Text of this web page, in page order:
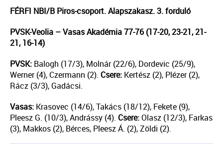
FÉRFI NBI/B Piros-csoport. Alapszakasz. 3. forduló
PVSK-Veolia – Vasas Akadémia 77-76 (17-20, 23-21, 21-
21, 16-14)
PVSK: Balogh (17/3), Molnár (22/6), Dordevic (25/9),
Werner (4), Czermann (2). Csere: Kertész (2), Plézer (2),
Rácz (3/3), Gadácsi.
Vasas: Krasovec (14/6), Takács (18/12), Fekete (9),
Pleesz G. (10/3), Andrássy (4). Csere:Olasz (12/3), Farkas
(3), Makkos (2), Bérces, Pleesz Á. (2), Zöldi (2).